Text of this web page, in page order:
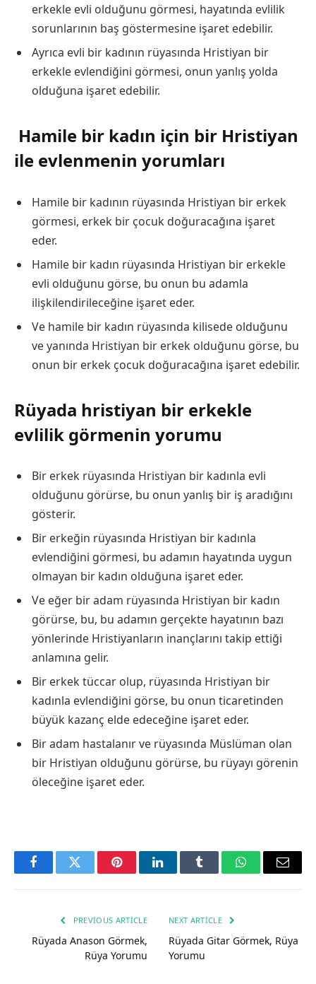
erkekle evli olduğunu görmesi, hayatında evlilik
sorunlarının baş göstermesine işaret edebilir.
Ayrıca evli bir kadının rüyasında Hristiyan bir
erkekle evlendiğini görmesi, onun yanlış yolda
olduğuna işaret edebilir.
Hamile bir kadın için bir Hristiyan
ile evlenmenin yorumları
Hamile bir kadının rüyasında Hristiyan bir erkek
görmesi, erkek bir çocuk doğuracağına işaret
eder.
Hamile bir kadın rüyasında Hristiyan bir erkekle
evli olduğunu görse, bu onun bu adamla
ilişkilendirileceğine işaret eder.
Ve hamile bir kadın rüyasında kilisede olduğunu
ve yanında Hristiyan bir erkek olduğunu görse, bu
onun bir erkek çocuk doğuracağına işaret edebilir.
Rüyada hristiyan bir erkekle
evlilik görmenin yorumu
Bir erkek rüyasında Hristiyan bir kadınla evli
olduğunu görürse, bu onun yanlış bir iş aradığını
gösterir.
Bir erkeğin rüyasında Hristiyan bir kadınla
evlendiğini görmesi, bu adamın hayatında uygun
olmayan bir kadın olduğuna işaret eder.
Ve eğer bir adam rüyasında Hristiyan bir kadın
görürse, bu, bu adamın gerçekte hayatının bazı
yönlerinde Hristiyanların inançlarını takip ettiği
anlamına gelir.
Bir erkek tüccar olup, rüyasında Hristiyan bir
kadınla evlendiğini görse, bu onun ticaretinden
büyük kazanç elde edeceğine işaret eder.
Bir adam hastalanır ve rüyasında Müslüman olan
bir Hristiyan olduğunu görürse, bu rüyayı görenin
öleceğine işaret eder.
FacebookTwitter PinterestLinkedInTumblr WhatsAppEmail
PREVIOUS ARTICLE
Rüyada Anason Görmek,
Rüya Yorumu
NEXT ARTICLE
Rüyada Gitar Görmek, Rüya
Yorumu